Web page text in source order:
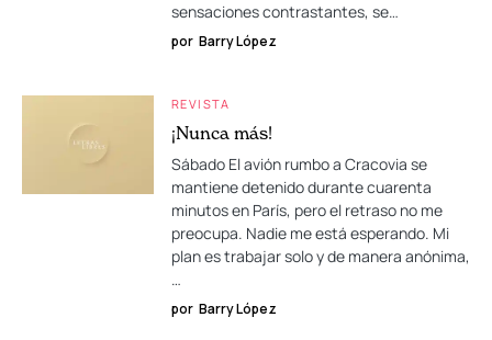
sensaciones contrastantes, se…
por Barry López
REVISTA
¡Nunca más!
Sábado El avión rumbo a Cracovia se
mantiene detenido durante cuarenta
minutos en París, pero el retraso no me
preocupa. Nadie me está esperando. Mi
plan es trabajar solo y de manera anónima,
…
por Barry López